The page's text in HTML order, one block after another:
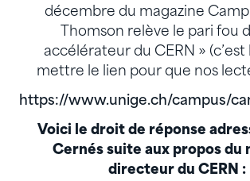
décembre du magazine
Thomson relève le pari fou
accélérateur du CERN » (c’est
mettre le lien pour que nos
https://www.unige.ch/campus/
Voici le droit de réponse
Cernés suite aux propos du
directeur du CERN :